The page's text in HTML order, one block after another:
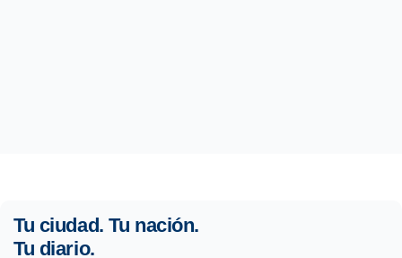
Tu ciudad. Tu nación.
Tu diario.